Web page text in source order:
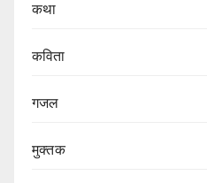
कथा
कविता
गजल
मुक्तक